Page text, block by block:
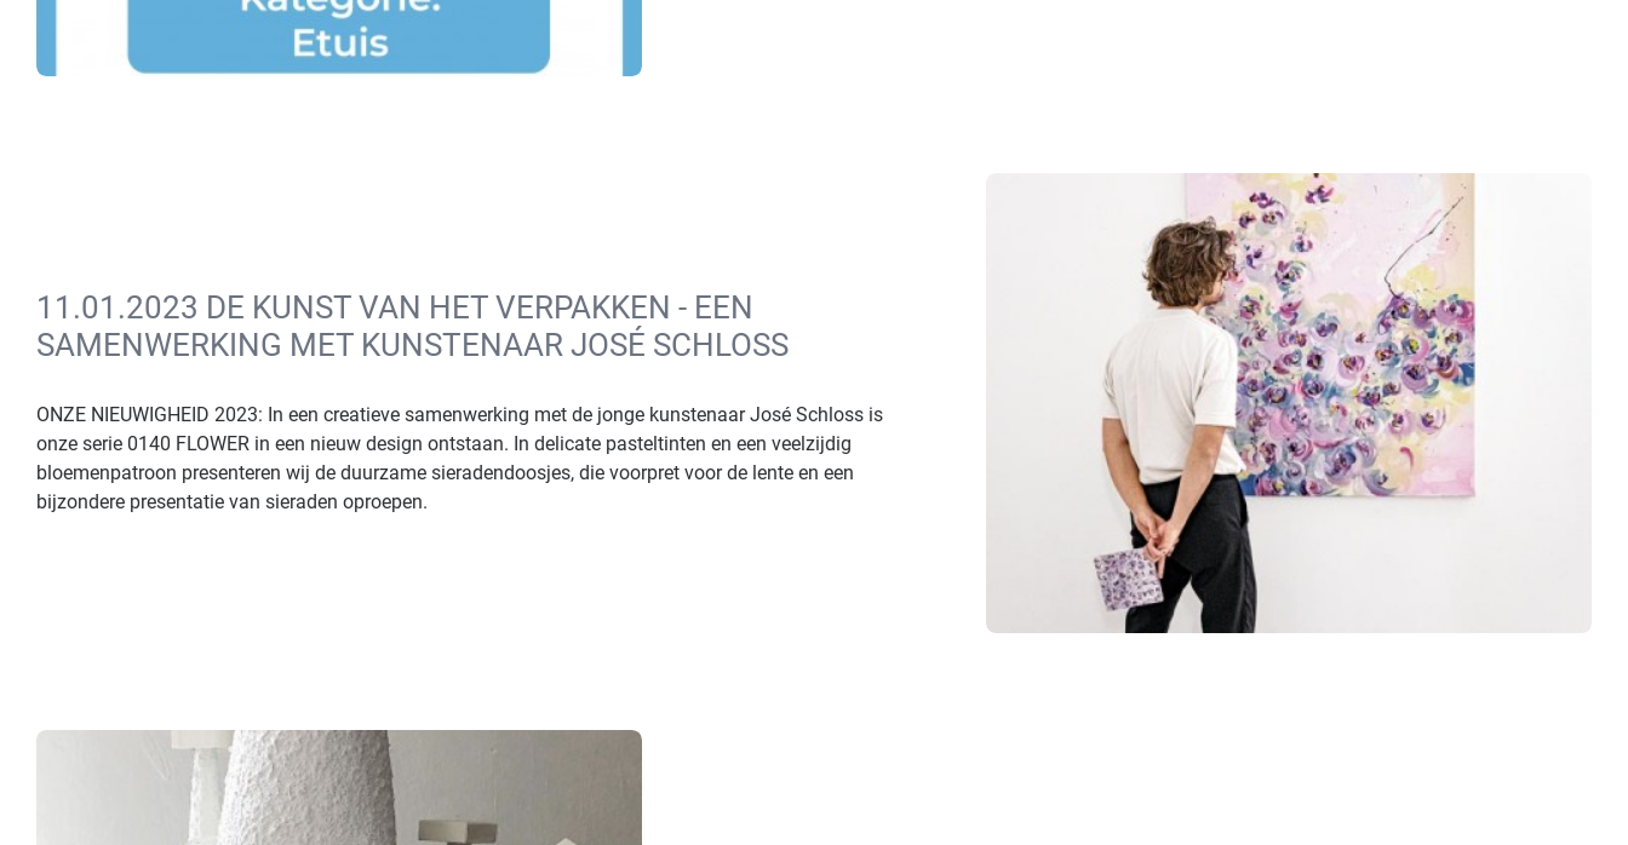
11.01.2023 DE KUNST VAN HET VERPAKKEN - EEN
SAMENWERKING MET KUNSTENAAR JOSÉ SCHLOSS
ONZE NIEUWIGHEID 2023: In een creatieve samenwerking met de jonge kunstenaar José Schloss is
onze serie 0140 FLOWER in een nieuw design ontstaan. In delicate pasteltinten en een veelzijdig
bloemenpatroon presenteren wij de duurzame sieradendoosjes, die voorpret voor de lente en een
bijzondere presentatie van sieraden oproepen.